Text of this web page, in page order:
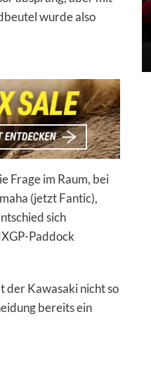
wurde also
Frage im Raum, bei
(jetzt Fantic),
sich
Paddock
der Kawasaki nicht so
bereits ein